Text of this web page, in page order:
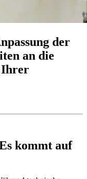
der
an die
Ihrer
kommt auf